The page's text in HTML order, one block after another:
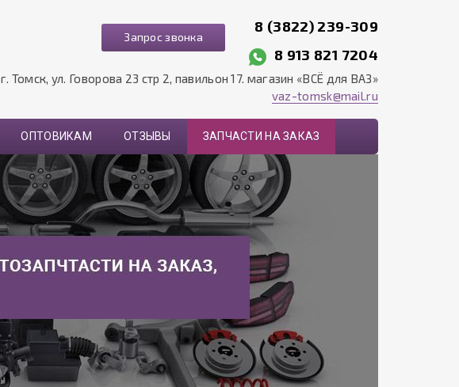
Запрос звонка
8 (3822) 239-309
8 913 821 7204
г. Томск, ул. Говорова 23 стр 2, павильон 17. магазин «ВСЁ для ВАЗ»
vaz-tomsk@mail.ru
ОПТОВИКАМ ОТЗЫВЫ ЗАПЧАСТИ НА ЗАКАЗ